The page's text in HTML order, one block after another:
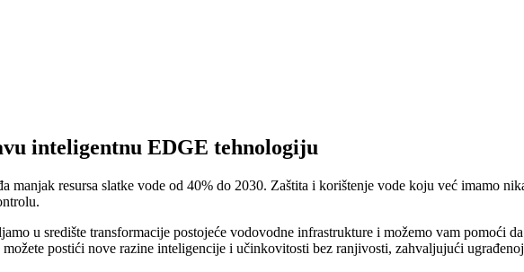
inteligentnu EDGE tehnologiju
resursa slatke vode od 40% do 2030. Zaštita i korištenje vode koju već imamo
u središte transformacije postojeće vodovodne infrastrukture i možemo vam pomoći
postići nove razine inteligencije i učinkovitosti bez ranjivosti, zahvaljujući